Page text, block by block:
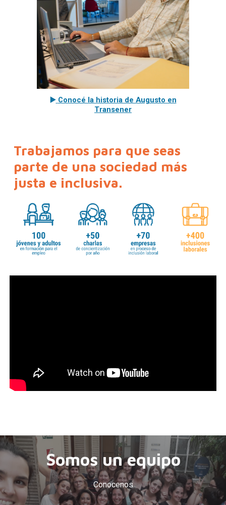
▶️ Conocé la historia de Augusto en
Transener
Trabajamos para que seas
parte de una sociedad más
justa e inclusiva.
Somos un equipo
Conocenos